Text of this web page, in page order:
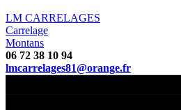
LM CARRELAGES
Carrelage
Montans
06 72 38 10 94
lmcarrelages81@orange.fr